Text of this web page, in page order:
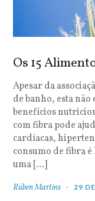
Os 15
Apesar da
de banho, esta
benefícios
com fibra pode
cardíacas,
consumo de fibra
uma […]
Rúben Martins 29